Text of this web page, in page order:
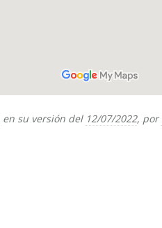
en su versión del 12/07/2022, por